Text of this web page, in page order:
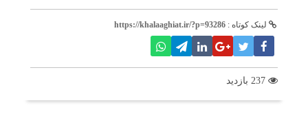
لینک کوتاه : https://khalaaghiat.ir/?p=93286